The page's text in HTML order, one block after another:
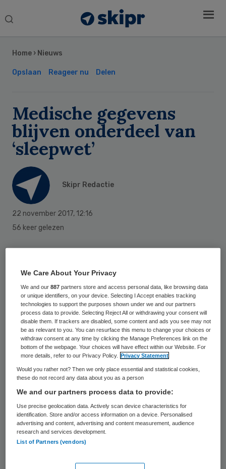
Search
Home › Nieuws
Opslaan Reageer nu Delen
Medische gegevens
blijven onderdeel van
‘sleepwet’
Skipr Redactie
22 november 2017, 12:16
56 keer gelezen
om medische informatie uit de nieuwe Wet
inlichtingen- en veiligheidsdiensten (Wiv) –
ook wel de ‘sleepwet’ genoemd – te houden.
Een motie daartoe kreeg op 21 november
onvoldoende steun in de Tweede Kamer.
De Wiv geeft inlichtingen- en
veiligheidsdiensten ruimere bevoegdheden
geeft om, bijvoorbeeld via internet,
informatie te vergaren. De wet is deze
zomer door de Eerste Kamer gegaan.
Artsenorganisaties KNMG en LHV zijn er fel
op tegen, omdat de nieuwe wet het
medisch beroepsgeheim kan schaden als de
Sidebar
We Care About Your Privacy
We and our887 partners store and access personal data, like browsing data
or unique identifiers, on your device. Selecting I Accept enables tracking
technologies to support the purposes shown under we and our partners
process data to provide. Selecting Reject All or withdrawing your consent will
disable them. If trackers are disabled, some content and ads you see may not
be as relevant to you. You can resurface this menu to change your choices or
withdraw consent at any time by clicking the Manage Preferences link on the
bottom of the webpage. Your choices will have effect within our Website. For
more details, refer to our Privacy Policy.
Privacy Statement
Would you rather not? Then we only place essential and statistical cookies,
these do not record any data about you as a person
We and our partners process data to provide:
Use precise geolocation data. Actively scan device characteristics for
identification. Store and/or access information on a device. Personalised
advertising and content, advertising and content measurement, audience
research and services development.
List of Partners (vendors)